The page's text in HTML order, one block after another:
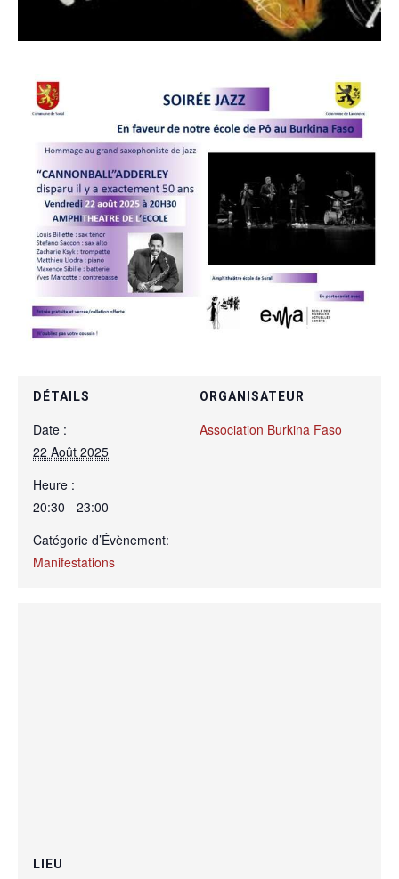
DÉTAILS
Date :
22 Août 2025
Heure :
20:30 - 23:00
Catégorie d’Évènement:
Manifestations
ORGANISATEUR
Association Burkina Faso
LIEU